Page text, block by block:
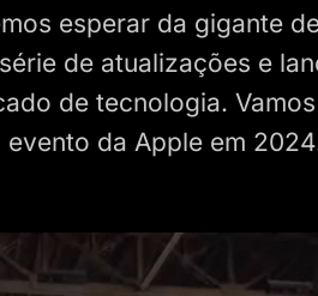
esperar da gigante
de atualizações e
de tecnologia.
da Apple em